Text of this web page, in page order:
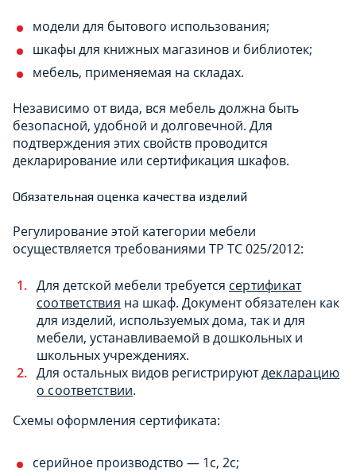
модели для бытового использования;
шкафы для книжных магазинов и библиотек;
мебель, применяемая на складах.
Независимо от вида, вся мебель должна быть
безопасной, удобной и долговечной. Для
подтверждения этих свойств проводится
декларирование или сертификация шкафов.
Обязательная оценка качества изделий
Регулирование этой категории мебели
осуществляется требованиями ТР ТС 025/2012:
Для детской мебели требуется сертификат
соответствия на шкаф. Документ обязателен как
для изделий, используемых дома, так и для
мебели, устанавливаемой в дошкольных и
школьных учреждениях.
Для остальных видов регистрируютдекларацию
о соответствии.
Схемы оформления сертификата:
серийное производство — 1с, 2с;